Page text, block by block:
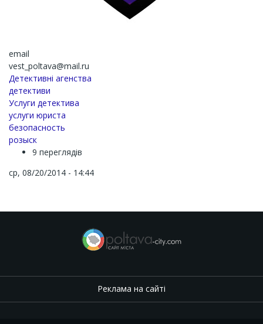
email
vest_poltava@mail.ru
Детективні агенства
детективи
Услуги детектива
услуги юриста
безопасность
розыск
9 переглядів
ср, 08/20/2014 - 14:44
Реклама на сайті